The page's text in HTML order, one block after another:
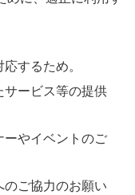
するため。
サービス等の提供
ーやイベントのご
のご協力のお願い